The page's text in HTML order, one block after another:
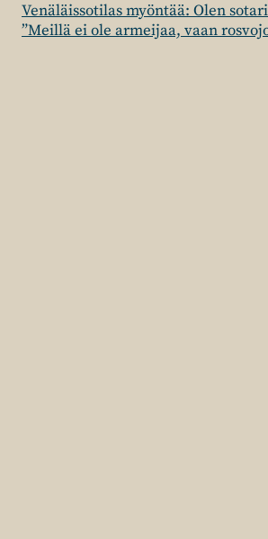
Venäläissotilas myöntää: Olen
”Meillä ei ole armeijaa, vaan